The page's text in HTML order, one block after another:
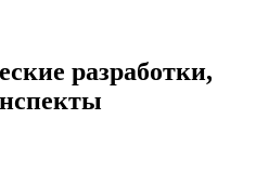
разработки,